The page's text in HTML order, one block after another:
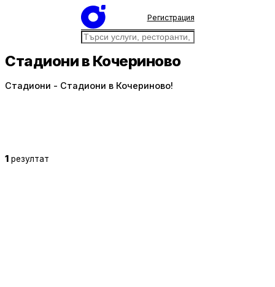
Регистрация
Стадиони в Кочериново
Стадиони - Стадиони в Кочериново!
1 резултат